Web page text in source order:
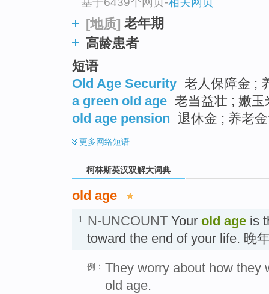
[地质] 老年期
高龄患者
短语
Old Age Security 老人保障金 ;
a green old age 老当益壮 ; 嫩玉
old age pension 退休金 ; 养老
更多网络短语
柯林斯英汉双解大词典
old age
1. N-UNCOUNT Your old age is
toward the end of your life. 晚
例： They worry about how they
old age.